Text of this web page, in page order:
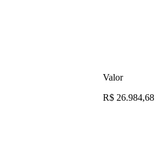
Valor
R$ 26.984,68